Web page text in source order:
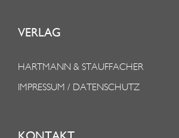
VERLAG
HARTMANN & STAUFFACHER
IMPRESSUM / DATENSCHUTZ